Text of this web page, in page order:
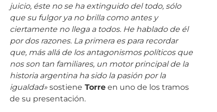
juicio, éste no se ha extinguido del todo, sólo
que su fulgor ya no brilla como antes y
ciertamente no llega a todos. He hablado de él
por dos razones. La primera es para recordar
que, más allá de los antagonismos políticos que
nos son tan familiares, un motor principal de la
historia argentina ha sido la pasión por la
igualdad» sostiene Torre en uno de los tramos
de su presentación.